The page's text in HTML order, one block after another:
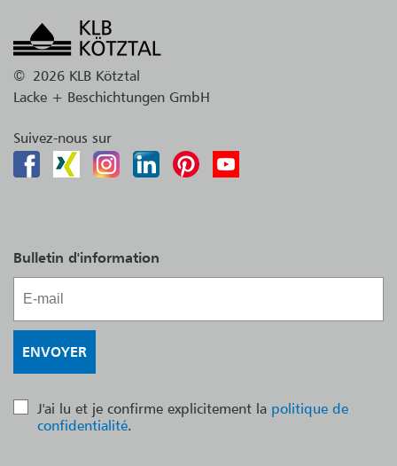
© 2026 KLB Kötztal
Lacke + Beschichtungen GmbH
Suivez-nous sur
Bulletin d'information
J'ai lu et je confirme explicitement la politique de
confidentialité.